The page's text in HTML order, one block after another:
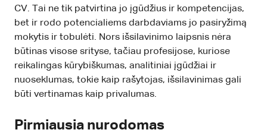
CV. Tai ne tik patvirtina jo įgūdžius ir kompetencijas,
bet ir rodo potencialiems darbdaviams jo pasiryžimą
mokytis ir tobulėti. Nors išsilavinimo laipsnis nėra
būtinas visose srityse, tačiau profesijose, kuriose
reikalingas kūrybiškumas, analitiniai įgūdžiai ir
nuoseklumas, tokie kaip rašytojas, išsilavinimas gali
būti vertinamas kaip privalumas.
Pirmiausia nurodomas